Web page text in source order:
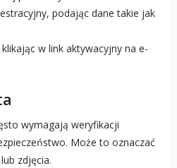
podając dane takie jak
w link aktywacyjny na e-
wymagają weryfikacji
Może to oznaczać
zdjęcia.